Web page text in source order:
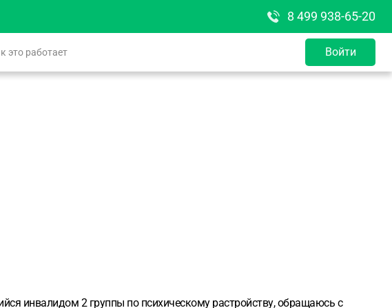
8 499 938-65-20
это работает Войти
инвалидом 2 группы по психическому растройству, обращаюсь с